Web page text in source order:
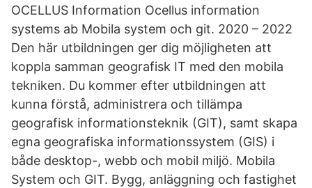
OCELLUS Information Ocellus information
systems ab Mobila system och git. 2020 – 2022
Den här utbildningen ger dig möjligheten att
koppla samman geografisk IT med den mobila
tekniken. Du kommer efter utbildningen att
kunna förstå, administrera och tillämpa
geografisk informationsteknik (GIT), samt skapa
egna geografiska informationssystem (GIS) i
både desktop-, webb och mobil miljö. Mobila
System och GIT. Bygg, anläggning och fastighet